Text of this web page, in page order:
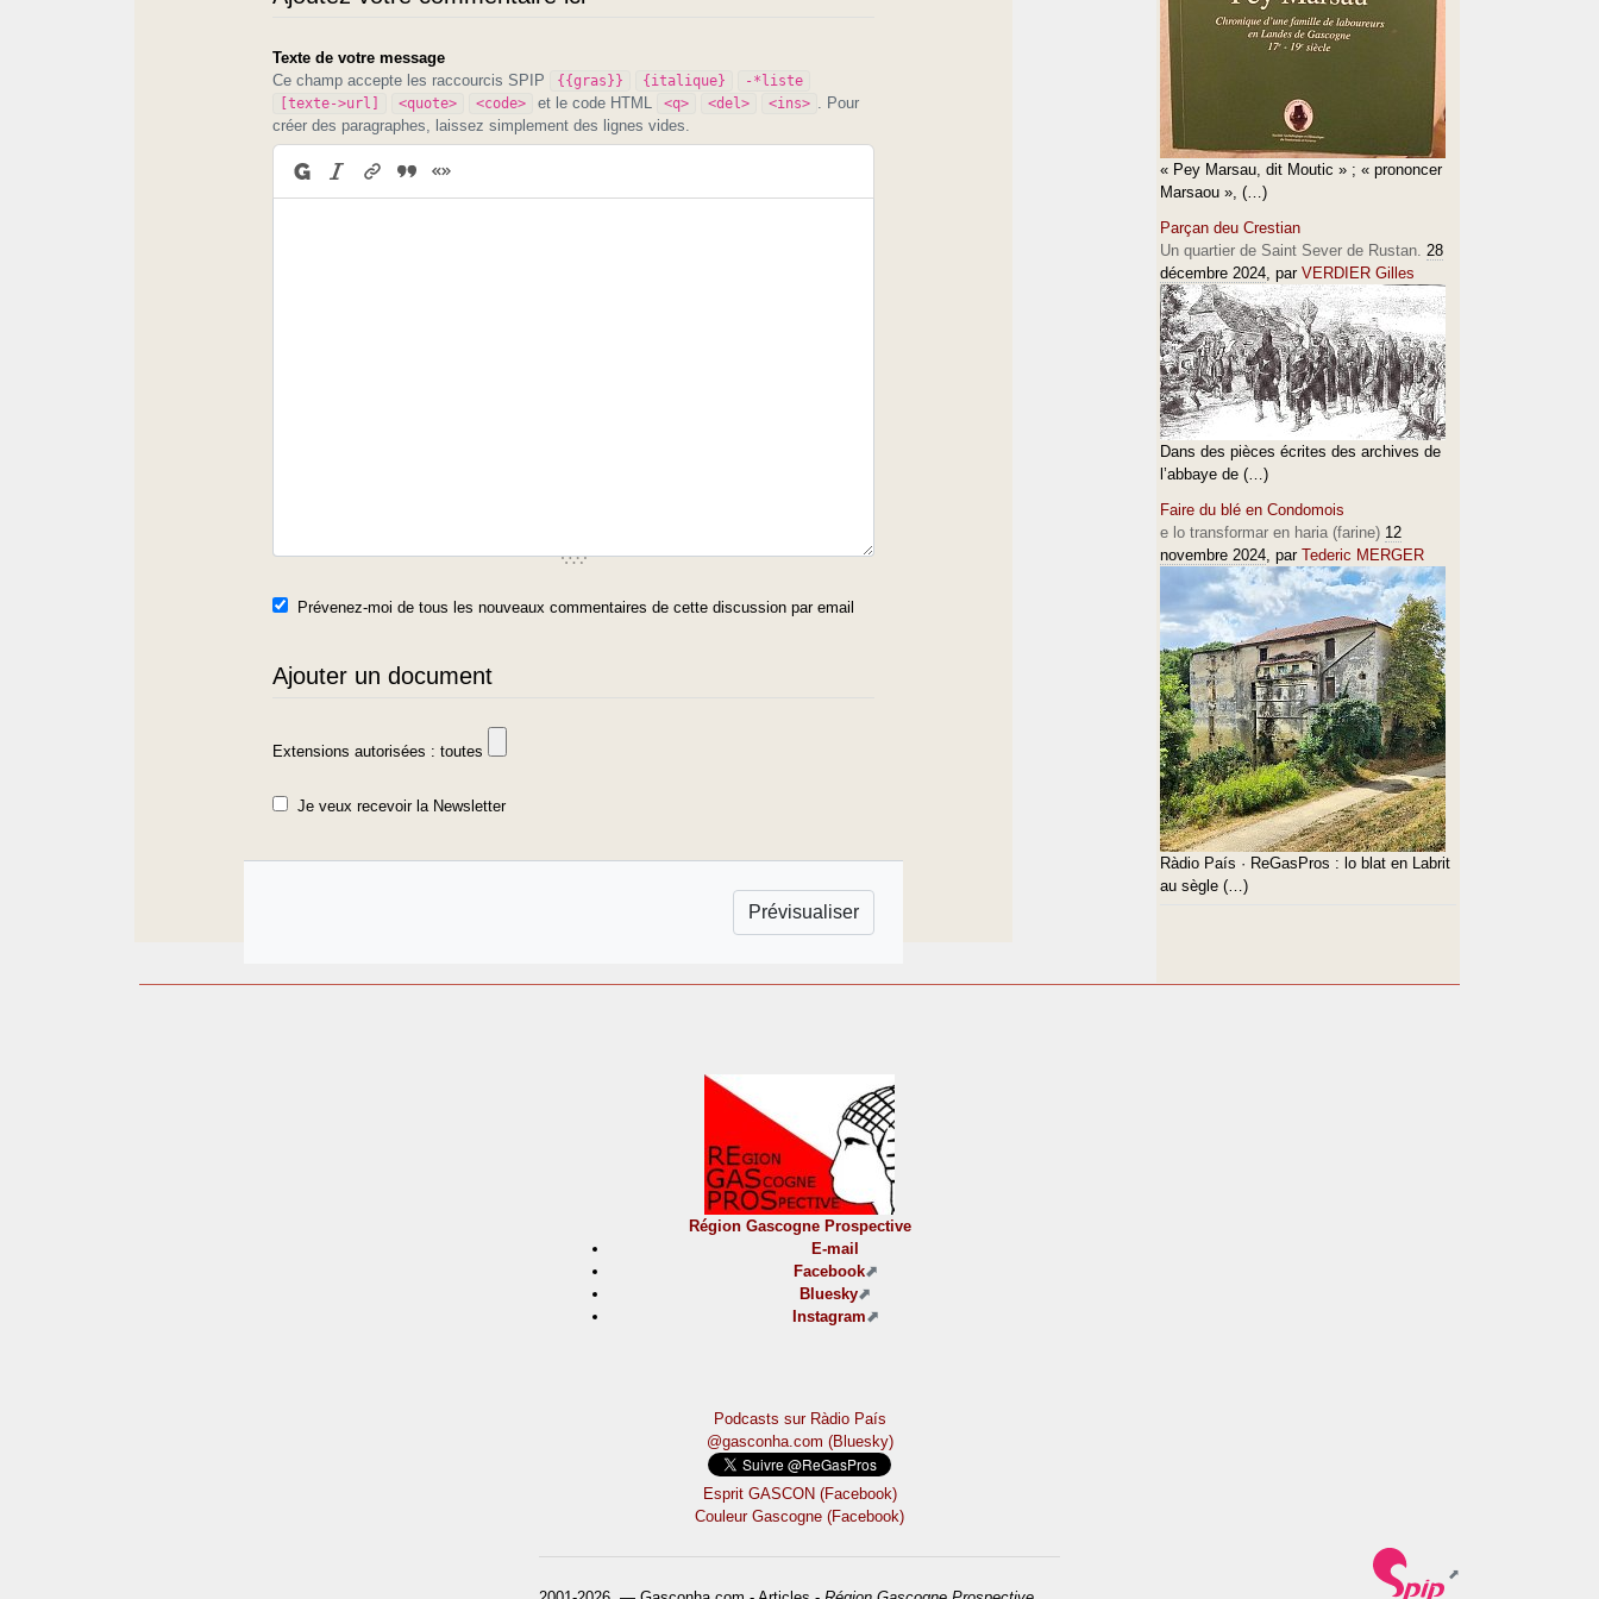
Texte de votre message
Ce champ accepte les raccourcis SPIP
{{gras}} {italique}
-*liste
[texte->url]
<quote> <code> et le code HTML <q> <del> <ins>
. Pour
créer des paragraphes, laissez simplement des lignes vides.
Prévenez-moi de tous les nouveaux commentaires de cette discussion par email
Ajouter un document
Extensions autorisées : toutes
Je veux recevoir la Newsletter
« Pey Marsau, dit Moutic » ; « prononcer
Marsaou », (…)
Parçan deu Crestian
Un quartier de Saint Sever de Rustan. 28
décembre 2024, par VERDIER Gilles
Dans des pièces écrites des archives de
l’abbaye de (…)
Faire du blé en Condomois
e lo transformar en haria (farine) 12
novembre 2024, par Tederic MERGER
Ràdio País · ReGasPros : lo blat en Labrit
au sègle (…)
Région Gascogne Prospective
E-mail
Facebook
Bluesky
Instagram
Podcasts sur Ràdio País
@gasconha.com (Bluesky)
Esprit GASCON (Facebook)
Couleur Gascogne (Facebook)